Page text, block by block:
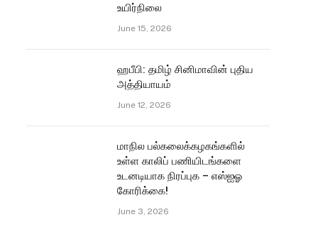
உயிர்நிலை
June 15, 2026
ஹபீபி: தமிழ் சினிமாவின் புதிய
அத்தியாயம்
June 12, 2026
மாநில பல்கலைக்கழகங்களில்
உள்ள காலிப் பணியிடங்களை
உடனடியாக நிரப்புக – எஸ்ஐஓ
கோரிக்கை!
June 3, 2026